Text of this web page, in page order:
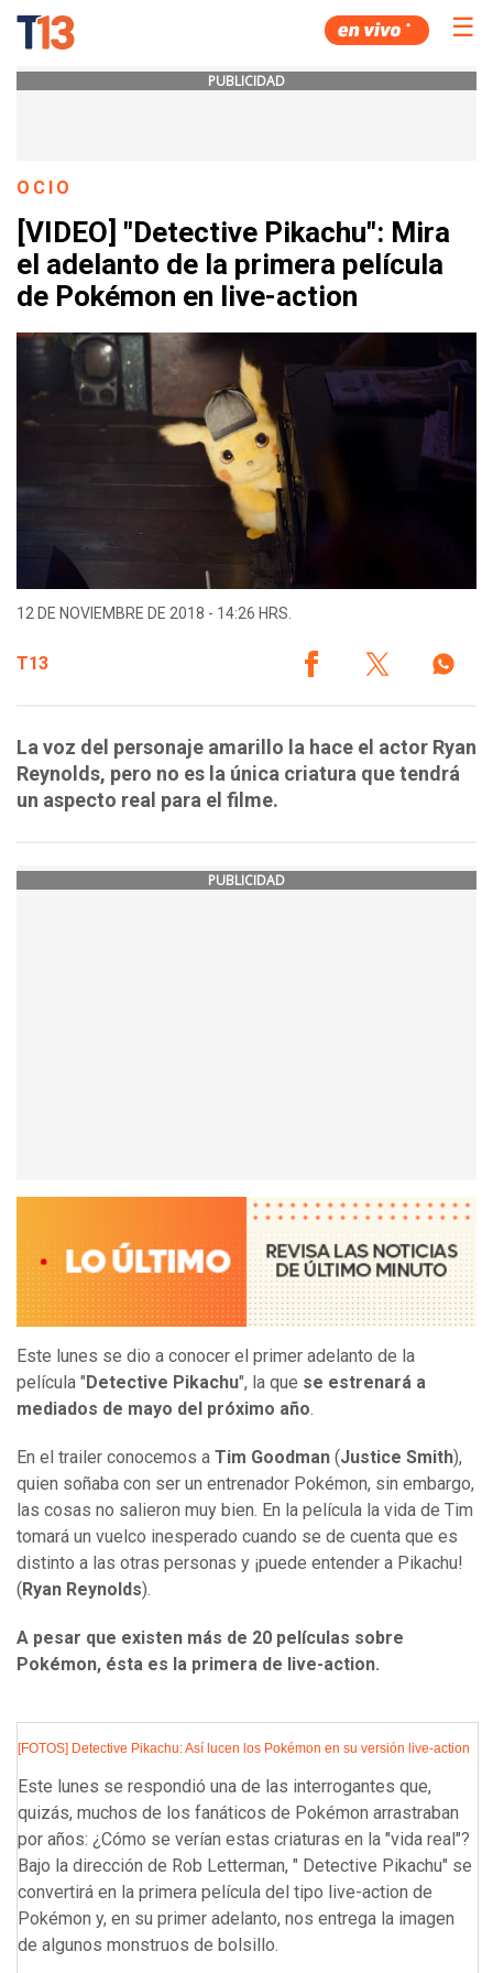
☰
PUBLICIDAD
OCIO
[VIDEO] "Detective Pikachu": Mira
el adelanto de la primera película
de Pokémon en live-action
12 DE NOVIEMBRE DE 2018 - 14:26 HRS.
T13
La voz del personaje amarillo la hace el actor Ryan
Reynolds, pero no es la única criatura que tendrá
un aspecto real para el filme.
PUBLICIDAD
Este lunes se dio a conocer el primer adelanto de la
película " Detective Pikachu", la que se estrenará a
mediados de mayo del próximo año.
En el trailer conocemos a Tim Goodman (Justice Smith),
quien soñaba con ser un entrenador Pokémon, sin embargo,
las cosas no salieron muy bien. En la película la vida de Tim
tomará un vuelco inesperado cuando se de cuenta que es
distinto a las otras personas y ¡puede entender a Pikachu!
( Ryan Reynolds).
A pesar que existen más de 20 películas sobre
Pokémon, ésta es la primera de live-action.
[FOTOS] Detective Pikachu: Así lucen los Pokémon en su versión live-action
Este lunes se respondió una de las interrogantes que,
quizás, muchos de los fanáticos de Pokémon arrastraban
por años: ¿Cómo se verían estas criaturas en la "vida real"?
Bajo la dirección de Rob Letterman, " Detective Pikachu" se
convertirá en la primera película del tipo live-action de
Pokémon y, en su primer adelanto, nos entrega la imagen
de algunos monstruos de bolsillo.